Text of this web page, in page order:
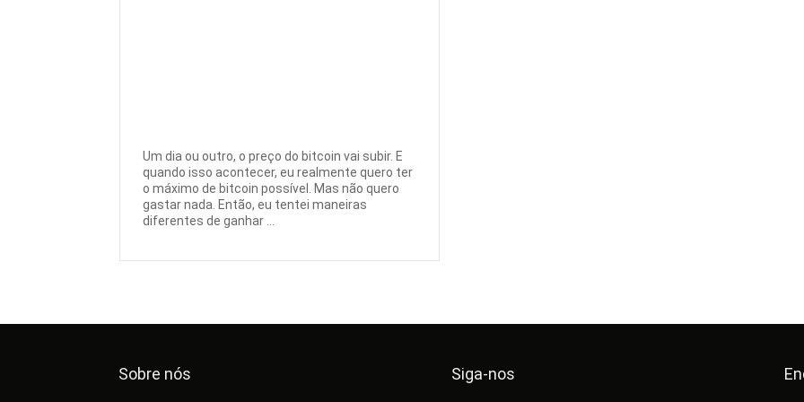
Um dia ou outro, o preço do bitcoin vai subir. E
quando isso acontecer, eu realmente quero ter
o máximo de bitcoin possível. Mas não quero
gastar nada. Então, eu tentei maneiras
diferentes de ganhar ...
Sobre nós Siga-nos